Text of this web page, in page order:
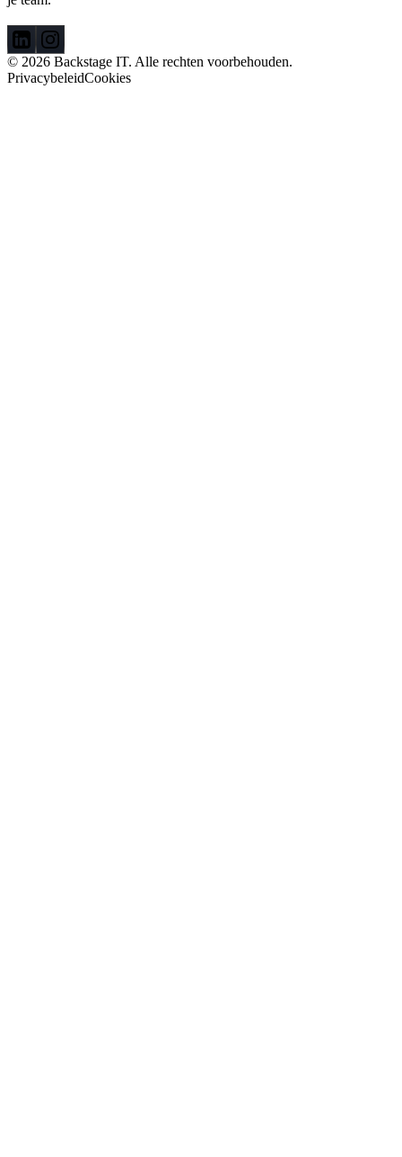
© 2026 Backstage IT. Alle rechten voorbehouden.
PrivacybeleidCookies